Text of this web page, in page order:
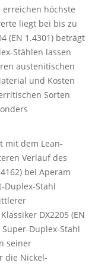
erreichen höchste
liegt bei bis zu
(EN 1.4301) beträgt
Stählen lassen
austenitischen
und Kosten
Sorten
mit dem Lean-
Verlauf des
bei Aperam
Duplex-Stahl
DX2205 (EN
Duplex-Stahl
seiner
die Nickel-